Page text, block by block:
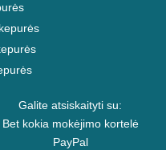
Galite atsiskaityti su:
Bet kokia mokėjimo kortelė
PayPal